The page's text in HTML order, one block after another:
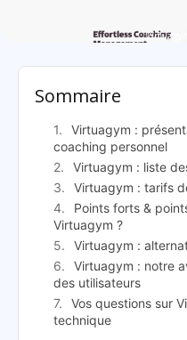
Sommaire
Virtuagym :
coaching personnel
Virtuagym : liste
Virtuagym : tarifs
Points forts &
Virtuagym ?
Virtuagym :
Virtuagym : notre
des utilisateurs
Vos questions sur
technique